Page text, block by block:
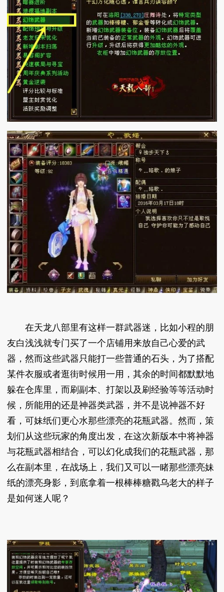
在天龙八部里有这样一群武器迷，比如小程的朋
友白浅浅就专门买了一个店铺用来放自己心爱的武
器，然而这些武器只能打一些普通的石头，为了搭配
某件衣服或者逛街时候用一用，其余的时间都默默地
躲在仓库里，而刷副本、打架以及刷经验等等活动时
候，所能用的还是神器类武器，并不是说神器不好
看，可妹纸们更心水那些漂亮的花瓶武器。然而，策
划们从这些玩家的角度出发，在这次新版本中将神器
与花瓶武器相结合，可以幻化成我们的花瓶武器，那
么在副本里，在战场上，我们又可以一睹那些漂亮妹
纸的漂亮身影，到底拿着一根棒棒糖戳乌老大的样子
是如何迷人呢？